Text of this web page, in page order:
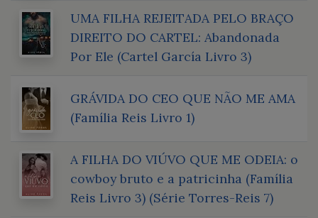
UMA FILHA REJEITADA PELO BRAÇO
DIREITO DO CARTEL: Abandonada
Por Ele (Cartel García Livro 3)
GRÁVIDA DO CEO QUE NÃO ME AMA
(Família Reis Livro 1)
A FILHA DO VIÚVO QUE ME ODEIA: o
cowboy bruto e a patricinha (Família
Reis Livro 3) (Série Torres-Reis 7)